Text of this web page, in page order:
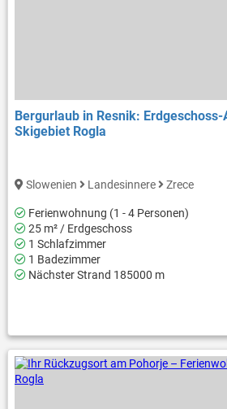
Bergurlaub in Resnik:
Skigebiet Rogla
Slowenien Landesinnere Zrece
Ferienwohnung (1 - 4 Personen)
25 m² / Erdgeschoss
1 Schlafzimmer
1 Badezimmer
Nächster Strand 185000 m